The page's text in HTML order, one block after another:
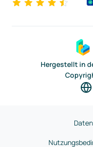
Hergestellt in